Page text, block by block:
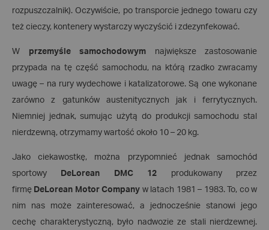
rozpuszczalnik). Oczywiście, po transporcie jednego towaru czy
też cieczy, kontenery wystarczy wyczyścić i zdezynfekować.
W przemyśle samochodowym największe zastosowanie
przypada na tę część samochodu, na którą rzadko zwracamy
uwagę – na rury wydechowe i katalizatorowe. Są one wykonane
zarówno z gatunków austenitycznych jak i ferrytycznych.
Niemniej jednak, sumując użytą do produkcji samochodu stal
nierdzewną, otrzymamy wartość około 10 – 20 kg.
Jako ciekawostkę, można przypomnieć jednak samochód
sportowy
DeLorean DMC 12 produkowany przez
firmę DeLorean Motor Company w latach 1981 – 1983. To, co w
nim nas może zainteresować, a jednocześnie stanowi jego
cechę charakterystyczną, było nadwozie ze stali nierdzewnej.